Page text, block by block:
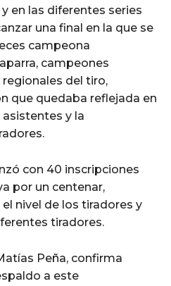
en las diferentes series
una final en la que se
campeona
campeones
del tiro,
que quedaba reflejada en
y la
con 40 inscripciones
por un centenar,
nivel de los tiradores y
tiradores.
Peña, confirma
a este